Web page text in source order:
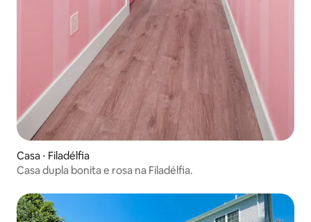
Casa ⋅ Filadélfia
Casa dupla bonita e rosa na Filadélfia.